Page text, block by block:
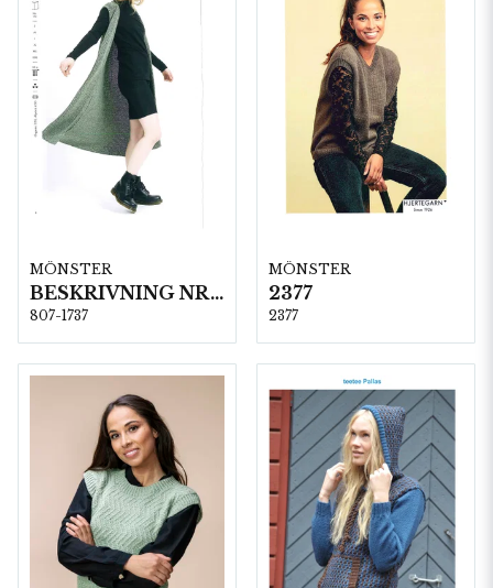
MÖNSTER
BESKRIVNING NR1737
807-1737
MÖNSTER
2377
2377